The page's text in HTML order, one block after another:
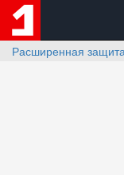
Расширенная